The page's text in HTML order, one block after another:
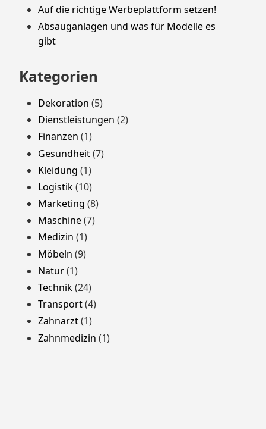
Auf die richtige Werbeplattform setzen!
Absauganlagen und was für Modelle es
gibt
Kategorien
Dekoration (5)
Dienstleistungen (2)
Finanzen (1)
Gesundheit(7)
Kleidung (1)
Logistik(10)
Marketing (8)
Maschine(7)
Medizin (1)
Möbeln (9)
Natur(1)
Technik(24)
Transport(4)
Zahnarzt(1)
Zahnmedizin (1)